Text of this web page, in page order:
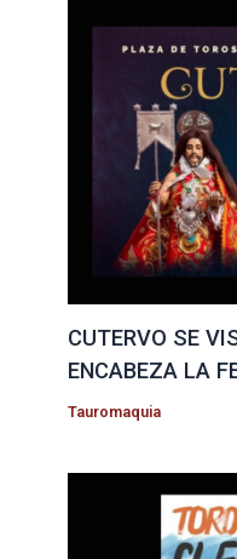
CUTERVO SE
ENCABEZA LA
Tauromaquia